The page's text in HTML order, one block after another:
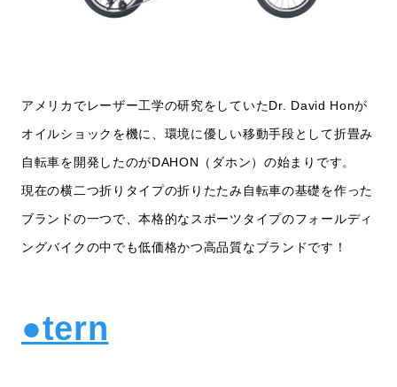
アメリカでレーザー工学の研究をしていたDr. David Honが
オイルショックを機に、環境に優しい移動手段として折畳み
自転車を開発したのがDAHON（ダホン）の始まりです。
現在の横二つ折りタイプの折りたたみ自転車の基礎を作った
ブランドの一つで、本格的なスポーツタイプのフォールディ
ングバイクの中でも低価格かつ高品質なブランドです！
●tern